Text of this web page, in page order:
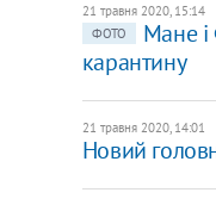
21 травня 2020, 15:14
ФОТО
Мане і
карантину
21 травня 2020, 14:01
Новий